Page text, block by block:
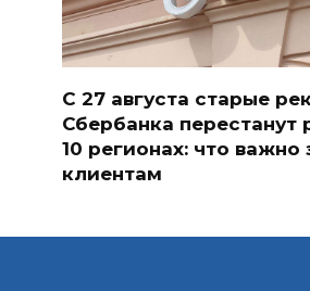
С 27 августа старые
Сбербанка перестанут
10 регионах: что важно
клиентам